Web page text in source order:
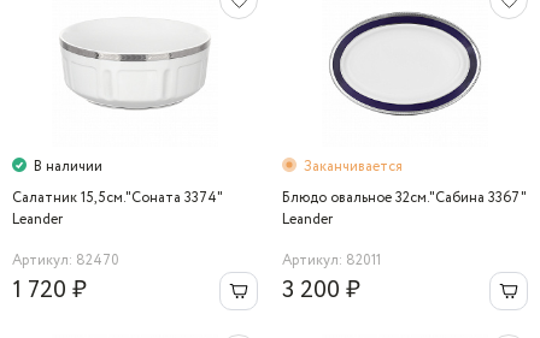
В наличии
Салатник 15,5см."Соната 3374"
Leander
Артикул: 82470
1 720 ₽
Заканчивается
Блюдо овальное 32см."Сабина 3367"
Leander
Артикул: 82011
3 200 ₽